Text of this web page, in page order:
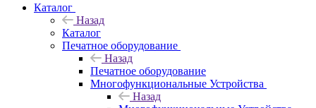
Каталог
Назад
Каталог
Печатное оборудование
Назад
Печатное оборудование
Многофункциональные Устройства
Назад